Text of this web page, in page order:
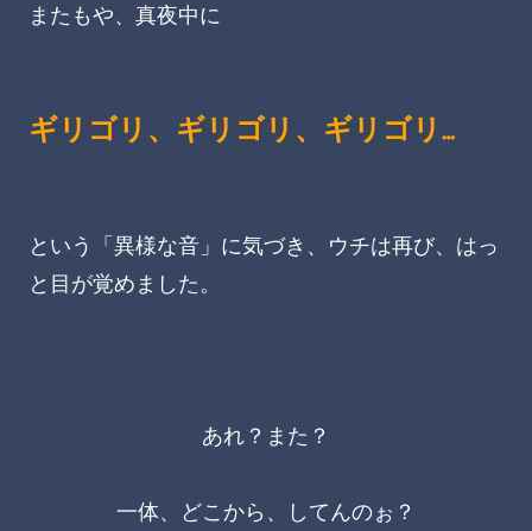
またもや、真夜中に
ギリゴリ、ギリゴリ、ギリゴリ…
という「異様な音」に気づき、ウチは再び、はっ
と目が覚めました。
あれ？また？
一体、どこから、してんのぉ？